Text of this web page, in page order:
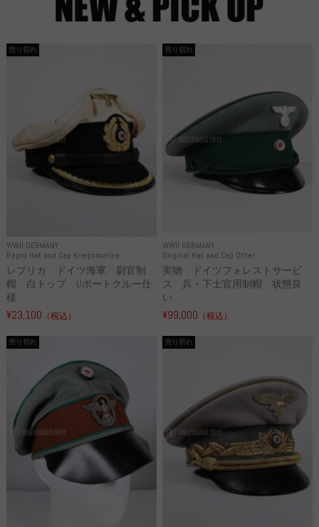
WWII GERMANY
Repro Hat and Cap Kriegsmarine
売り切れ
レプリカ ドイツ海軍 尉官制
帽 白トップ Uボートクルー仕
様
¥23,100 （税込）
WWII GERMANY
Original Hat and Cap Other
売り切れ
実物 ドイツフォレストサービ
ス 兵・下士官用制帽 状態良
い...
¥99,000 （税込）
売り切れ 売り切れ